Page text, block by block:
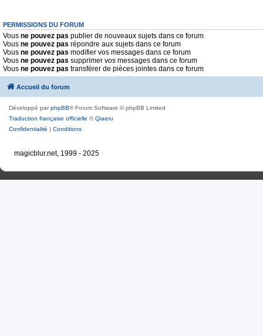
PERMISSIONS DU FORUM
Vous ne pouvez pas publier de nouveaux sujets dans ce forum
Vous ne pouvez pas répondre aux sujets dans ce forum
Vous ne pouvez pas modifier vos messages dans ce forum
Vous ne pouvez pas supprimer vos messages dans ce forum
Vous ne pouvez pas transférer de pièces jointes dans ce forum
Accueil du forum
Développé parphpBB® Forum Software © phpBB Limited
Traduction française officielle ©Qiaeru
Confidentialité | Conditions
magicblur.net, 1999 - 2025